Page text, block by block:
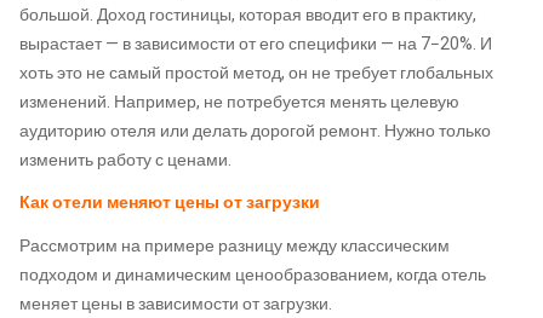
большой. Доход гостиницы, которая вводит его в практику,
вырастает — в зависимости от его специфики — на 7−20%. И
хоть это не самый простой метод, он не требует глобальных
изменений. Например, не потребуется менять целевую
аудиторию отеля или делать дорогой ремонт. Нужно только
изменить работу с ценами.
Как отели меняют цены от загрузки
Рассмотрим на примере разницу между классическим
подходом и динамическим ценообразованием, когда отель
меняет цены в зависимости от загрузки.